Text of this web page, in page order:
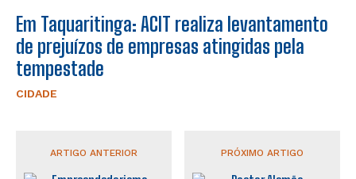
Em Taquaritinga: ACIT realiza levantamento
de prejuízos de empresas atingidas pela
tempestade
CIDADE
ARTIGO ANTERIOR PRÓXIMO ARTIGO